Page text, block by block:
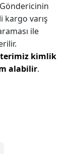
Göndericinin
kargo varış
ile
kimlik
alabilir.